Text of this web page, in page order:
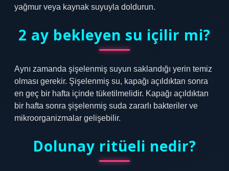
yağmur veya kaynak suyuyla doldurun.
2 ay bekleyen su içilir mi?
Aynı zamanda şişelenmiş suyun saklandığı yerin temiz
olması gerekir. Şişelenmiş su, kapağı açıldıktan sonra
en geç bir hafta içinde tüketilmelidir. Kapağı açıldıktan
bir hafta sonra şişelenmiş suda zararlı bakteriler ve
mikroorganizmalar gelişebilir.
Dolunay ritüeli nedir?